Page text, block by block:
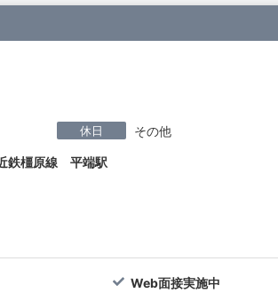
休日 その他
鉄橿原線 平端駅
Web面接実施中